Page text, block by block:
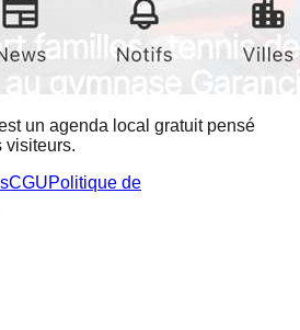
un agenda local gratuit pensé
visiteurs.
CGUPolitique de